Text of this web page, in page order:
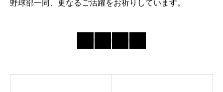
野球部一同、更なるご活躍をお祈りしています。